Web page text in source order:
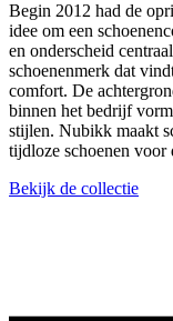
Begin 2012 had de
idee om een
en onderscheid
schoenenmerk dat
comfort. De
binnen het bedrijf
stijlen. Nubikk maakt
tijdloze schoenen voor
Bekijk de collectie